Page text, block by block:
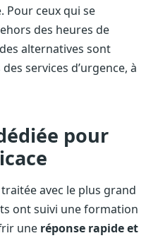
Pour ceux qui se
des heures de
alternatives sont
services d’urgence, à
pour
avec le plus grand
ont suivi une formation
une réponse rapide et